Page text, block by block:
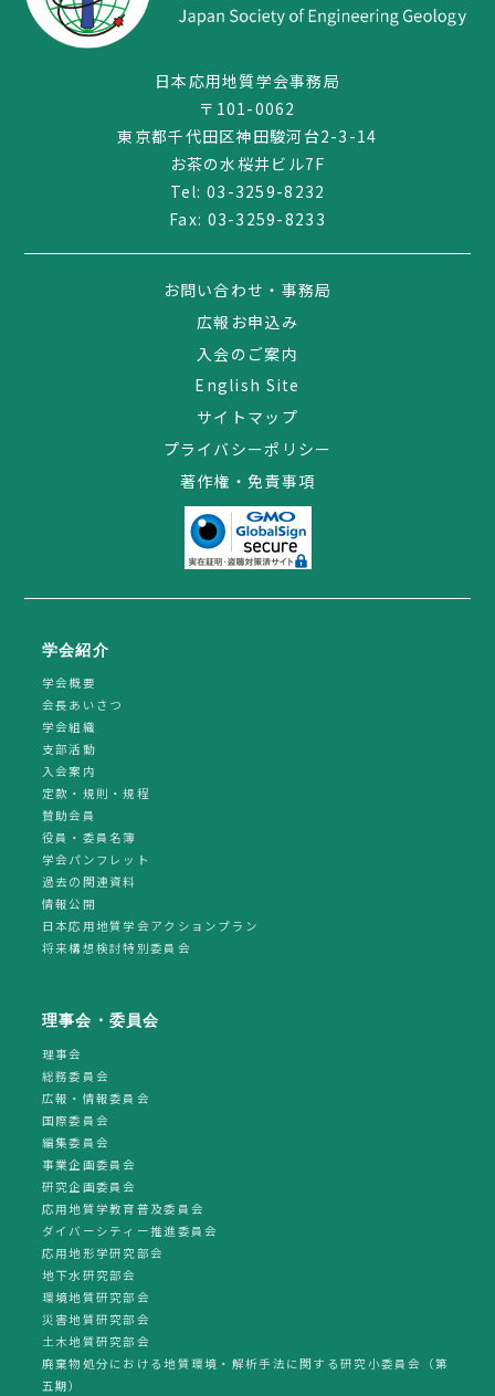
日本応用地質学会事務局
〒101-0062
東京都千代田区神田駿河台2-3-14
お茶の水桜井ビル7F
Tel:03-3259-8232
Fax: 03-3259-8233
お問い合わせ・事務局
広報お申込み
入会のご案内
English Site
サイトマップ
プライバシーポリシー
著作権・免責事項
学会紹介
学会概要
会長あいさつ
学会組織
支部活動
入会案内
定款・規則・規程
賛助会員
役員・委員名簿
学会パンフレット
過去の関連資料
情報公開
日本応用地質学会アクションプラン
将来構想検討特別委員会
理事会・委員会
理事会
総務委員会
広報・情報委員会
国際委員会
編集委員会
事業企画委員会
研究企画委員会
応用地質学教育普及委員会
ダイバーシティー推進委員会
応用地形学研究部会
地下水研究部会
環境地質研究部会
災害地質研究部会
土木地質研究部会
廃棄物処分における地質環境・解析手法に関する研究小委員会（第
五期）